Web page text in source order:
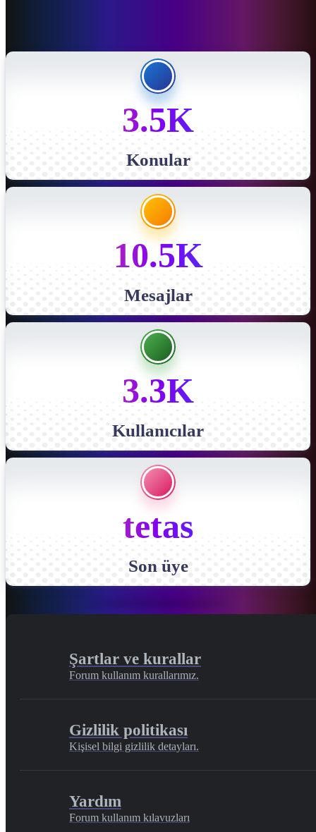
3.5K
Konular
10.5K
Mesajlar
3.3K
Kullanıcılar
tetas
Son üye
Şartlar ve kurallar
Forum kullanım kurallarımız.
Gizlilik politikası
Kişisel bilgi gizlilik detayları.
Yardım
Forum kullanım kılavuzları